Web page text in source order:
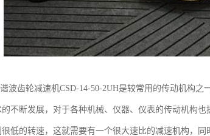
波齿轮减速机CSD-14-50-2UH是较常用的传动机构
不断发展，对于各种机械、仪器、仪表的传动机构
低的转速，这就需要有一个很大速比的减速机构，